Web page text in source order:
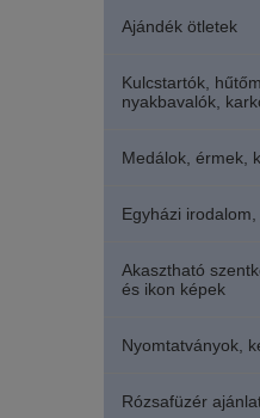
Ajándék ötletek
Kulcstartók,
nyakbavalók,
Medálok, érmek,
Egyházi
Akasztható
és ikon képek
Nyomtatványok,
Rózsafüzér